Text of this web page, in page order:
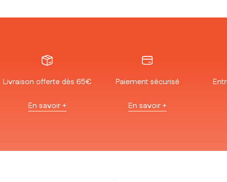
Livraison offerte dès 65€
En savoir +
Paiement sécurisé
En savoir +